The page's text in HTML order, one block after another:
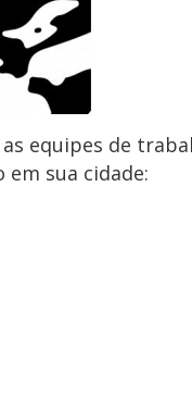
equipes de
sua cidade: